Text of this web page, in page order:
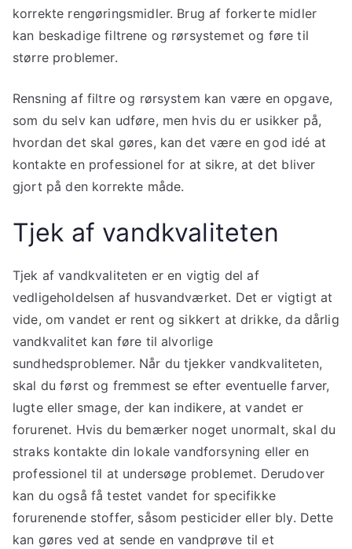
korrekte rengøringsmidler. Brug af forkerte midler
kan beskadige filtrene og rørsystemet og føre til
større problemer.
Rensning af filtre og rørsystem kan være en opgave,
som du selv kan udføre, men hvis du er usikker på,
hvordan det skal gøres, kan det være en god idé at
kontakte en professionel for at sikre, at det bliver
gjort på den korrekte måde.
Tjek af vandkvaliteten
Tjek af vandkvaliteten er en vigtig del af
vedligeholdelsen af husvandværket. Det er vigtigt at
vide, om vandet er rent og sikkert at drikke, da dårlig
vandkvalitet kan føre til alvorlige
sundhedsproblemer. Når du tjekker vandkvaliteten,
skal du først og fremmest se efter eventuelle farver,
lugte eller smage, der kan indikere, at vandet er
forurenet. Hvis du bemærker noget unormalt, skal du
straks kontakte din lokale vandforsyning eller en
professionel til at undersøge problemet. Derudover
kan du også få testet vandet for specifikke
forurenende stoffer, såsom pesticider eller bly. Dette
kan gøres ved at sende en vandprøve til et